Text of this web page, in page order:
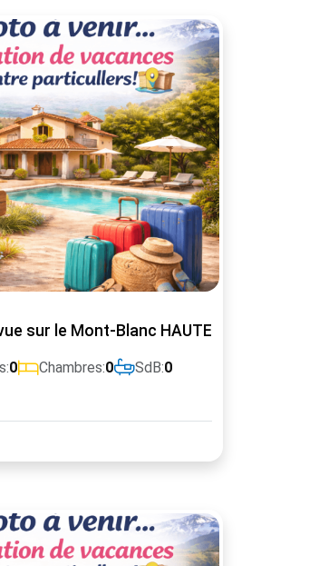
sur le Mont-Blanc HAUTELUCE/LES
0 Chambres:0 SdB:0